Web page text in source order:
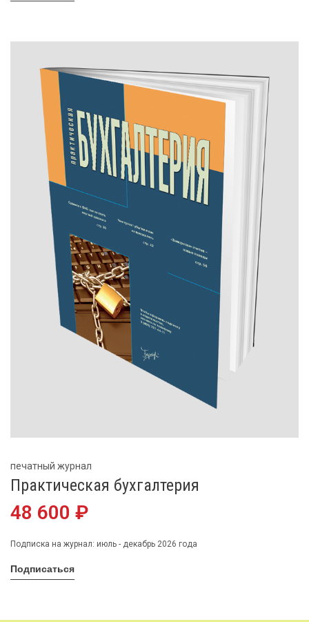
печатный журнал
Практическая бухгалтерия
48 600 ₽
Подписка на журнал: июль - декабрь 2026 года
Подписаться